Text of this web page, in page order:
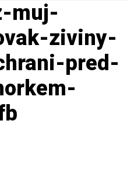
muj-
ziviny-
pred-